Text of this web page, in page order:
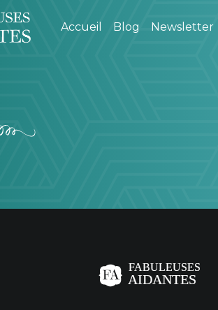
Accueil Blog Newsletter